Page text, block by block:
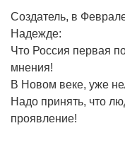
Создатель, в
Надежде:
Что Россия первая
мнения!
В Новом веке, уже
Надо принять, что
проявление!